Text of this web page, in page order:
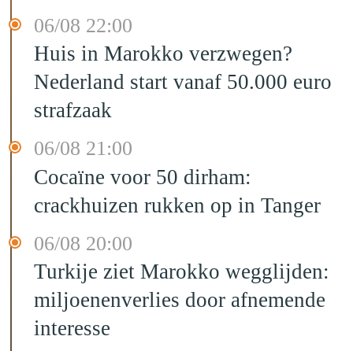
06/08 22:00
Huis in Marokko verzwegen?
Nederland start vanaf 50.000 euro
strafzaak
06/08 21:00
Cocaïne voor 50 dirham:
crackhuizen rukken op in Tanger
06/08 20:00
Turkije ziet Marokko wegglijden:
miljoenenverlies door afnemende
interesse